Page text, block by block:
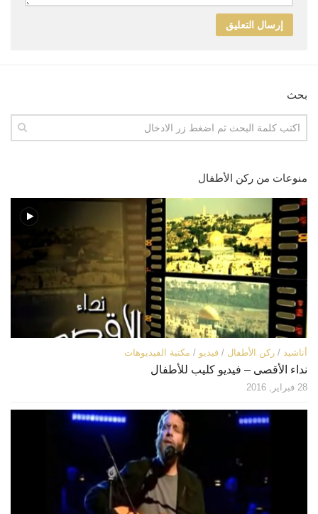
بحث
منوعات من ركن الأطفال
أناشيد / ركن الأطفال / فيديو / مكتبة الفيديوهات
نداء الأقصى – فيديو كليب للأطفال
28 فبراير, 2016